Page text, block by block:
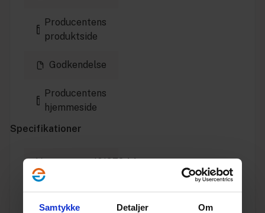
Samtykke Detaljer Om
Producentens
produktside
Godkendelse
Producentens
hjemmeside
Specifikationer
Varenummer10197944
Vægt 0.02